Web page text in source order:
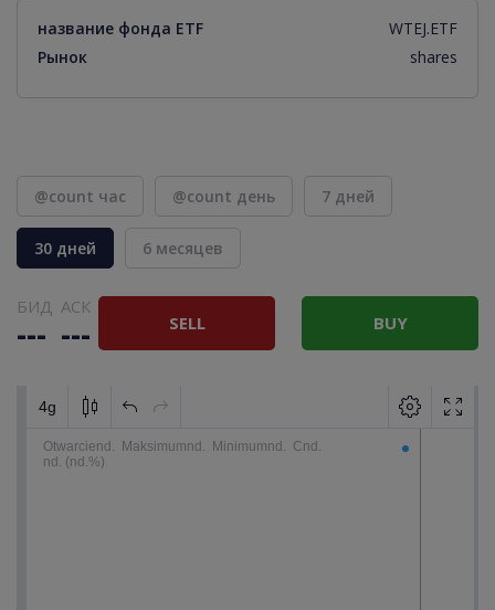
название фонда ETF
WTEJ.ETF
Рынок
shares
@count час @count день 7 дней
30 дней 6 месяцев
БИД
---
АСК
--- SELL BUY